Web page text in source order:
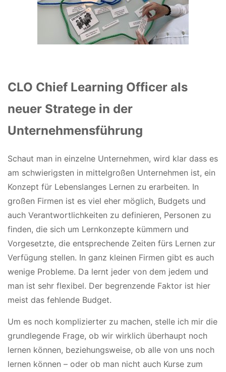
CLO Chief Learning Officer als
neuer Stratege in der
Unternehmensführung
Schaut man in einzelne Unternehmen, wird klar dass es
am schwierigsten in mittelgroßen Unternehmen ist, ein
Konzept für Lebenslanges Lernen zu erarbeiten. In
großen Firmen ist es viel eher möglich, Budgets und
auch Verantwortlichkeiten zu definieren, Personen zu
finden, die sich um Lernkonzepte kümmern und
Vorgesetzte, die entsprechende Zeiten fürs Lernen zur
Verfügung stellen. In ganz kleinen Firmen gibt es auch
wenige Probleme. Da lernt jeder von dem jedem und
man ist sehr flexibel. Der begrenzende Faktor ist hier
meist das fehlende Budget.
Um es noch komplizierter zu machen, stelle ich mir die
grundlegende Frage, ob wir wirklich überhaupt noch
lernen können, beziehungsweise, ob alle von uns noch
lernen können – oder ob man nicht auch Kurse zum